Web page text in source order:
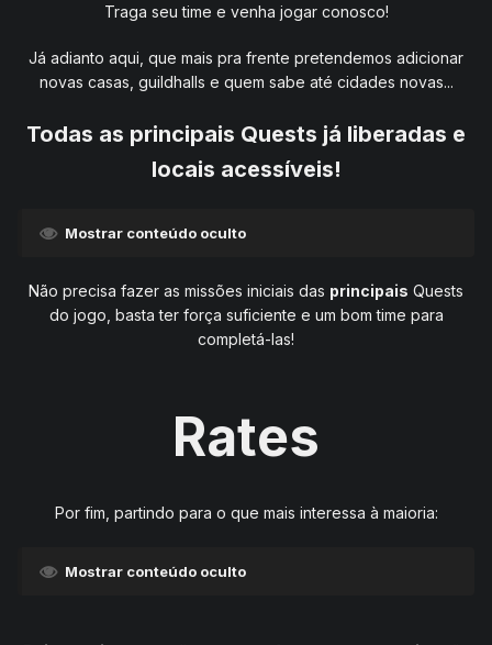
Traga seu time e venha jogar conosco!
Já adianto aqui, que mais pra frente pretendemos adicionar
novas casas, guildhalls e quem sabe até cidades novas...
Todas as principais Quests já liberadas e
locais acessíveis!
Mostrar conteúdo oculto
Não precisa fazer as missões iniciais das principais Quests
do jogo, basta ter força suficiente e um bom time para
completá-las!
Rates
Por fim, partindo para o que mais interessa à maioria:
Mostrar conteúdo oculto